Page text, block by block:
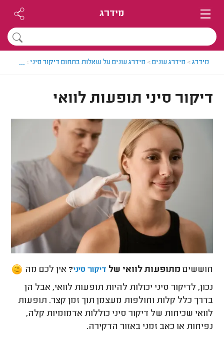
מידרג
מידרג> מידרג עונים> מידרג עונים על שאלות בתחום דיקור סיני >דיקור...
דיקור סיני תופעות לוואי
חוששים מתופעות לוואי של דיקור סיני? אין לכם מה
נכון, לדיקור סיני יכולות להיות תופעות לוואי, אבל הן
בדרך כלל קלות וחולפות מעצמן תוך זמן קצר. תופעות
לוואי שכיחות של דיקור סיני כוללות אדמומיות קלה,
נפיחות או כאב זמני באזור הדקירה.